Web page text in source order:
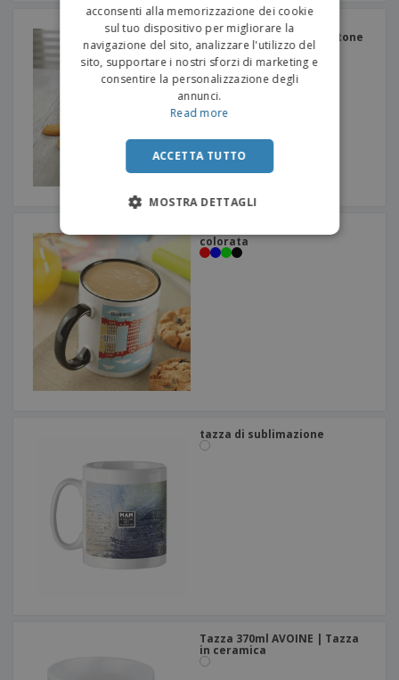
Tazza in metallo e
impugnatura a moschettone
colorata
tazza di sublimazione
Tazza 370ml AVOINE | Tazza
in ceramica
acconsenti alla memorizzazione dei cookie
sul tuo dispositivo per migliorare la
navigazione del sito, analizzare l'utilizzo del
sito, supportare i nostri sforzi di marketing e
consentire la personalizzazione degli
annunci.
Read more
ACCETTA TUTTO
MOSTRA DETTAGLI